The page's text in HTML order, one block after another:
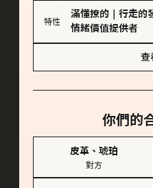
特性
滿懂撩的 行走的
情緒價值提供者
查
你們的
皮革、琥珀
對方